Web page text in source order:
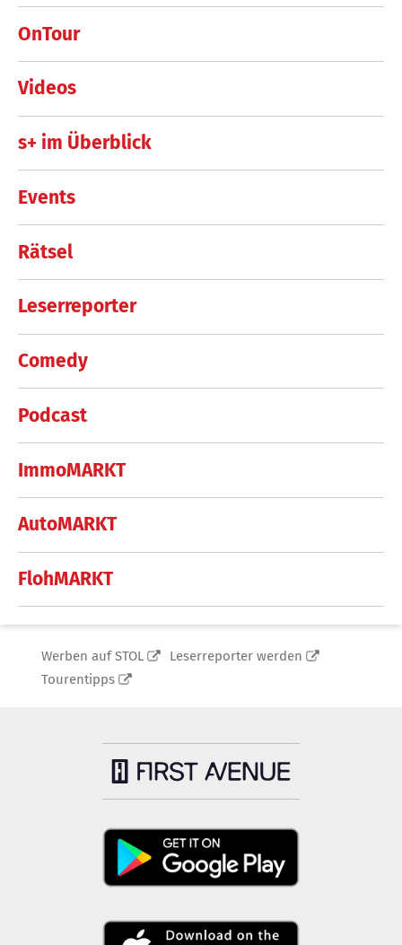
OnTour
Videos
s+ im Überblick
Events
Rätsel
Leserreporter
Comedy
Podcast
ImmoMARKT
AutoMARKT
FlohMARKT
Werben auf STOL
Leserreporter werden
Tourentipps